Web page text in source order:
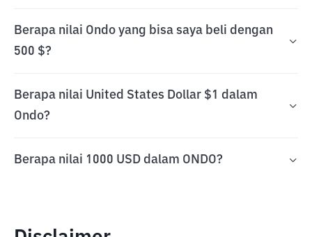
Berapa nilai Ondo yang bisa saya beli dengan
500 $?
Berapa nilai United States Dollar $1 dalam
Ondo?
Berapa nilai 1000 USD dalam ONDO?